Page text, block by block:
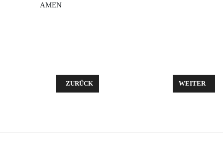
AMEN
VORHERIGER BEITRAG: PREDIGT ZU JOHANNES
ZURÜCK NÄCHSTER
WEITER